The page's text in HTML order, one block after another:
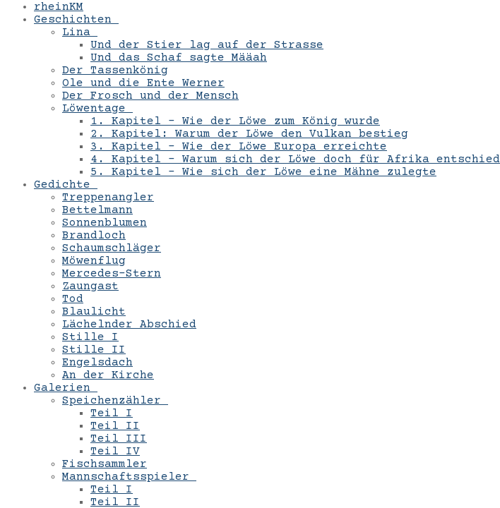
rheinKM
Geschichten
Lina
Und der Stier lag auf der Strasse
Und das Schaf sagte Määah
Der Tassenkönig
Ole und die Ente Werner
Der Frosch und der Mensch
Löwentage
1. Kapitel – Wie der Löwe zum König wurde
2. Kapitel: Warum der Löwe den Vulkan bestieg
3. Kapitel – Wie der Löwe Europa erreichte
4. Kapitel – Warum sich der Löwe doch für Afrika entschied
5. Kapitel – Wie sich der Löwe eine Mähne zulegte
Gedichte
Treppenangler
Bettelmann
Sonnenblumen
Brandloch
Schaumschläger
Möwenflug
Mercedes-Stern
Zaungast
Tod
Blaulicht
Lächelnder Abschied
Stille I
Stille II
Engelsdach
An der Kirche
Galerien
Speichenzähler
Teil I
Teil II
Teil III
Teil IV
Fischsammler
Mannschaftsspieler
Teil I
Teil II